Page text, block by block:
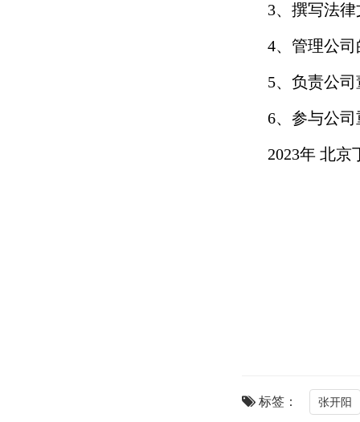
3、撰写法
4、管理公
5、负责公
6、参与公
2023年 北
标签： 张开阳